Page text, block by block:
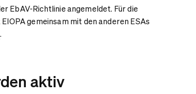
EbAV-Richtlinie angemeldet. Für die
gemeinsam mit den anderen ESAs
.
aktiv